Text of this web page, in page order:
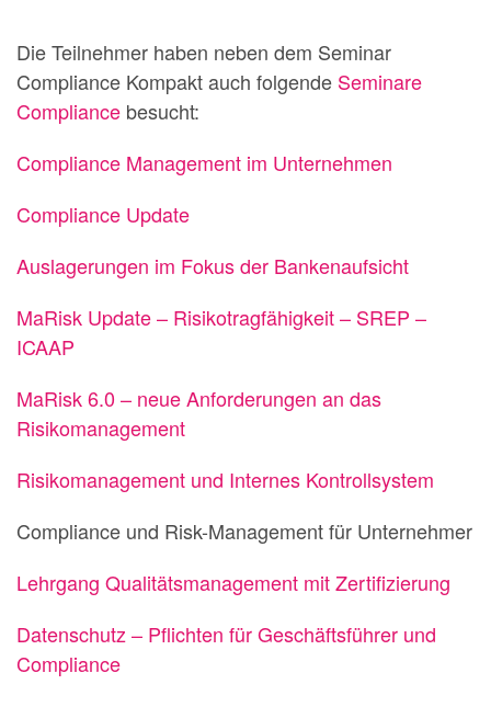
Die Teilnehmer haben neben dem Seminar
Compliance Kompakt auch folgende Seminare
Compliance besucht:
Compliance Management im Unternehmen
Compliance Update
Auslagerungen im Fokus der Bankenaufsicht
MaRisk Update – Risikotragfähigkeit – SREP –
ICAAP
MaRisk 6.0 – neue Anforderungen an das
Risikomanagement
Risikomanagement und Internes Kontrollsystem
Compliance und Risk-Management für Unternehmer
Lehrgang Qualitätsmanagement mit Zertifizierung
Datenschutz – Pflichten für Geschäftsführer und
Compliance